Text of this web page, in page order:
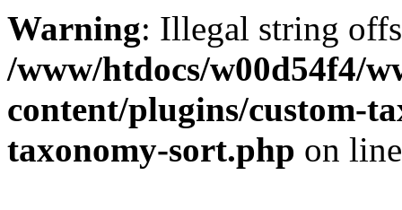
Warning: Illegal string
/www/htdocs/w00d54f4/
content/plugins/custom-
taxonomy-sort.php on